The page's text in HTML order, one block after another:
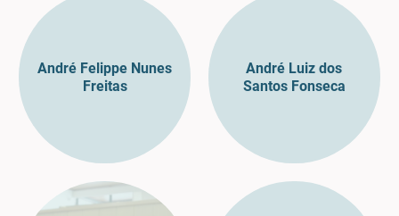
André Felippe Nunes
Freitas
André Luiz dos
Santos Fonseca